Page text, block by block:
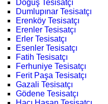
Doğuş Tesisatçı
Dumlupınar Tesisatçı
Erenköy Tesisatçı
Erenler Tesisatçı
Erler Tesisatçı
Esenler Tesisatçı
Fatih Tesisatçı
Ferhuniye Tesisatçı
Ferit Paşa Tesisatçı
Gazali Tesisatçı
Gödene Tesisatçı